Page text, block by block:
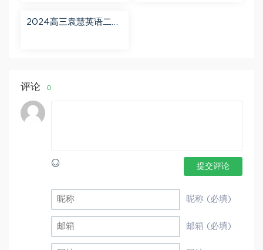
2024高三袁慧英语二轮
评论 0
提交评论
昵称 (必填)
邮箱 (必填)